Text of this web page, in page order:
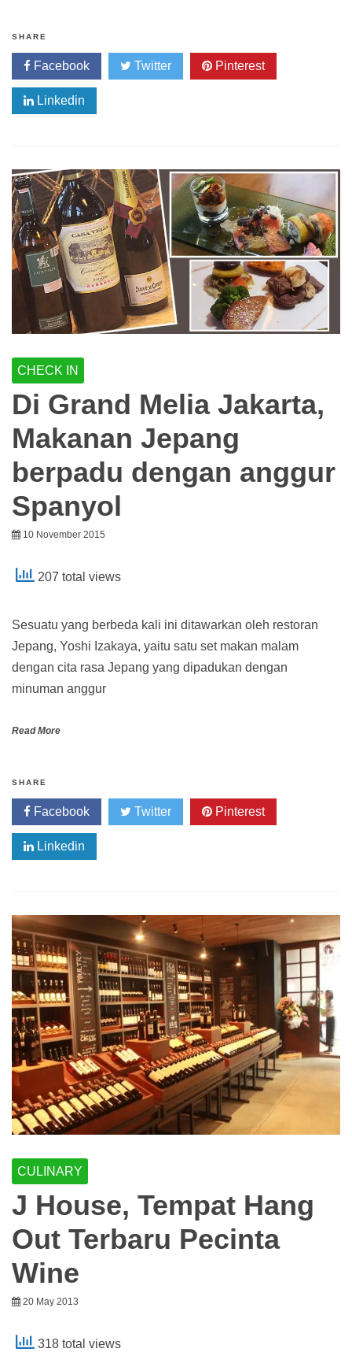
SHARE
Facebook Twitter Pinterest
Linkedin
CHECK IN
Di Grand Melia Jakarta,
Makanan Jepang
berpadu dengan anggur
Spanyol
10 November 2015
207 total views
Sesuatu yang berbeda kali ini ditawarkan oleh restoran
Jepang, Yoshi Izakaya, yaitu satu set makan malam
dengan cita rasa Jepang yang dipadukan dengan
minuman anggur
Read More
SHARE
Facebook Twitter Pinterest
Linkedin
CULINARY
J House, Tempat Hang
Out Terbaru Pecinta
Wine
20 May 2013
318 total views